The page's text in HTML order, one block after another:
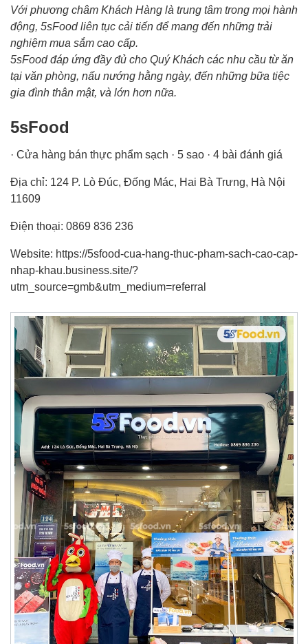
Với phương châm Khách Hàng là trung tâm trong mọi hành
động, 5sFood liên tục cải tiến để mang đến những trải
nghiệm mua sắm cao cấp.
5sFood đáp ứng đầy đủ cho Quý Khách các nhu cầu từ ăn
tại văn phòng, nấu nướng hằng ngày, đến những bữa tiệc
gia đình thân mật, và lớn hơn nữa.
5sFood
· Cửa hàng bán thực phẩm sạch · 5 sao · 4 bài đánh giá
Địa chỉ: 124 P. Lò Đúc, Đống Mác, Hai Bà Trưng, Hà Nội
11609
Điện thoại: 0869 836 236
Website: https://5sfood-cua-hang-thuc-pham-sach-cao-cap-
nhap-khau.business.site/?
utm_source=gmb&utm_medium=referral